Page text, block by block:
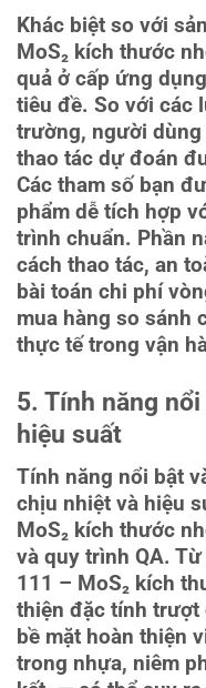
Khác biệt so với
MoS₂ kích thước
quả ở cấp ứng
tiêu đề. So với các
trường, người dùng
thao tác dự đoán
Các tham số bạn
phẩm dễ tích hợp
trình chuẩn. Phần
cách thao tác, an
bài toán chi phí
mua hàng so sánh
thực tế trong vận
5. Tính năng
hiệu suất
Tính năng nổi bật
chịu nhiệt và hiệu
MoS₂ kích thước
và quy trình QA.
111 – MoS₂ kích
thiện đặc tính trượt
bề mặt hoàn thiện
trong nhựa, niêm